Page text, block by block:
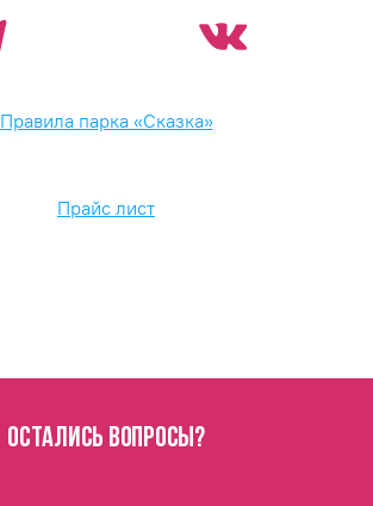
Правила парка «Сказка»
Прайс лист
ОСТАЛИСЬ ВОПРОСЫ?